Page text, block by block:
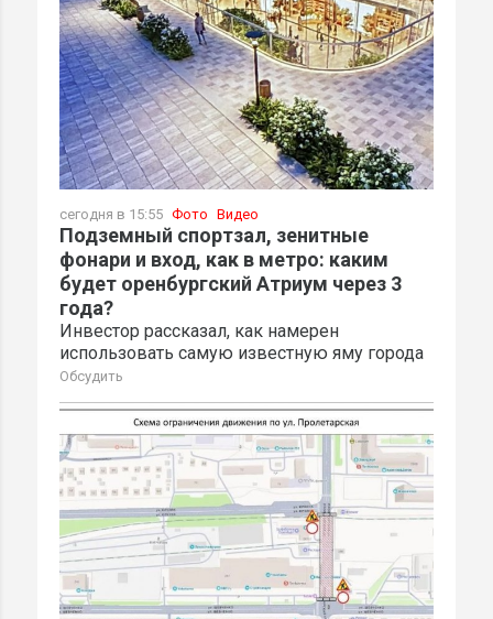
сегодня в 15:55 Фото Видео
Подземный спортзал, зенитные
фонари и вход, как в метро: каким
будет оренбургский Атриум через 3
года?
Инвестор рассказал, как намерен
использовать самую известную яму города
Обсудить